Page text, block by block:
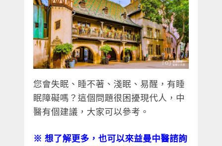
您會失眠、睡不著、淺眠、易醒，有睡
眠障礙嗎？這個問題很困擾現代人，中
醫有個建議，大家可以參考。
※ 想了解更多，也可以來益曼中醫諮詢